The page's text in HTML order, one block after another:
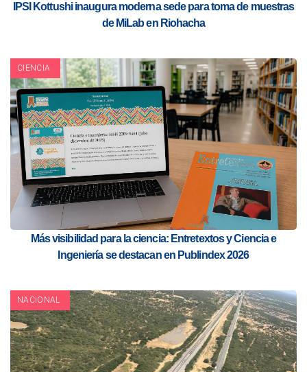
IPSI Kottushi inaugura moderna sede para toma de muestras
de MiLab en Riohacha
CIENCIA
Más visibilidad para la ciencia: Entretextos y Ciencia e
Ingeniería se destacan en Publindex 2026
NACIONAL